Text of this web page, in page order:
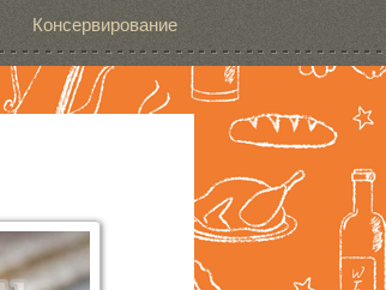
Консервирование